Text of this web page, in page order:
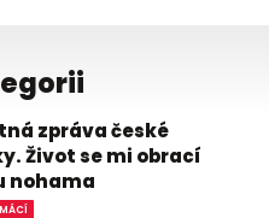
zpráva české
Život se mi obrací
nohama